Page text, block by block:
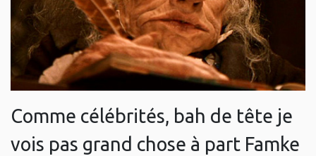
Comme célébrités, bah de tête je
vois pas grand chose à part Famke